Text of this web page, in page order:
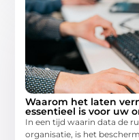
Waarom het laten
essentieel is voor uw
In een tijd waarin data de
organisatie, is het